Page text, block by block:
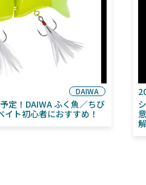
DAIWA
定！DAIWA ふく魚／ちび
ト初心者におすすめ！